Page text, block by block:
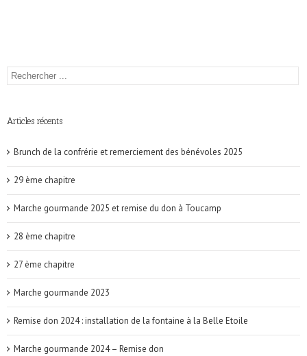
Articles récents
Brunch de la confrérie et remerciement des bénévoles 2025
29 ème chapitre
Marche gourmande 2025 et remise du don à Toucamp
28 ème chapitre
27 ème chapitre
Marche gourmande 2023
Remise don 2024 : installation de la fontaine à la Belle Etoile
Marche gourmande 2024 – Remise don